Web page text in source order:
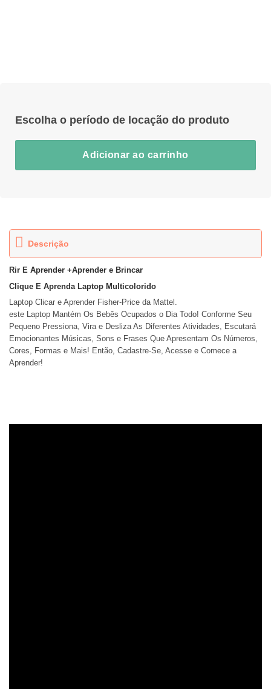
Adicionar ao carrinho
Descrição
Rir E Aprender +Aprender e Brincar
Clique E Aprenda Laptop Multicolorido
Laptop Clicar e Aprender Fisher-Price da Mattel.
este Laptop Mantém Os Bebês Ocupados o Dia Todo! Conforme Seu
Pequeno Pressiona, Vira e Desliza As Diferentes Atividades, Escutará
Emocionantes Músicas, Sons e Frases Que Apresentam Os Números,
Cores, Formas e Mais! Então, Cadastre-Se, Acesse e Comece a
Aprender!